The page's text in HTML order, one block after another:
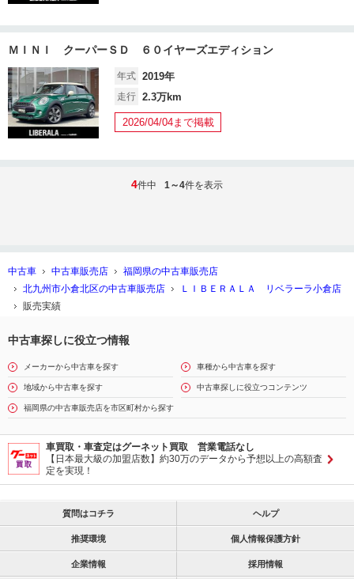
ＭＩＮＩ クーパーＳＤ ６０イヤーズエディション
年式 2019年
走行 2.3万km
2026/04/04まで掲載
4件中 1～4件を表示
中古車 中古車販売店
福岡県の中古車販売店
北九州市小倉北区の中古車販売店
ＬＩＢＥＲＡＬＡ リベラーラ小倉店
販売実績
中古車探しに役立つ情報
メーカーから中古車を探す 車種から中古車を探す
地域から中古車を探す 中古車探しに役立つコンテンツ
福岡県の中古車販売店を市区町村から探す
車買取・車査定はグーネット買取 営業電話なし
【日本最大級の加盟店数】約30万のデータから予想以上の高額査
定を実現！
質問はコチラ ヘルプ
推奨環境 個人情報保護方針
企業情報 採用情報